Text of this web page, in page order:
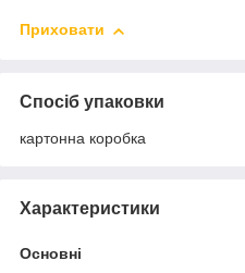
Приховати
Спосіб упаковки
картонна коробка
Характеристики
Основні